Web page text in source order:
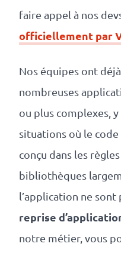
faire appel à nos
officiellement par
Nos équipes ont
nombreuses
ou plus complexes,
situations où le code
conçu dans les
bibliothèques
l’application ne
reprise
notre métier, vous